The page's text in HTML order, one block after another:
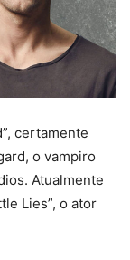
certamente
o vampiro
Atualmente
Lies”, o ator